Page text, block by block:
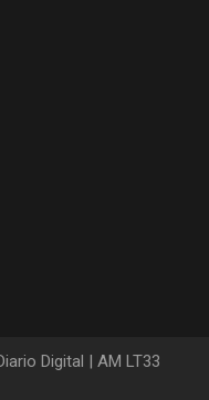
Digital | AM LT33